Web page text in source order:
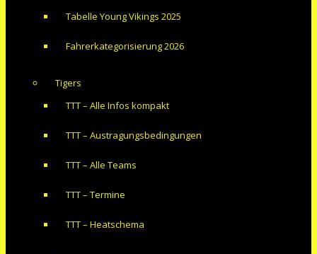
Tabelle Young Vikings 2025
Fahrerkategorisierung 2026
Tigers
TTT – Alle Infos kompakt
TTT – Austragungsbedingungen
TTT – Alle Teams
TTT – Termine
TTT – Heatschema